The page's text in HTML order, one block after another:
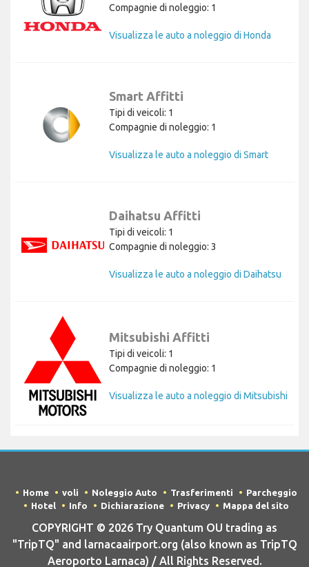
Compagnie di noleggio: 1
Visualizza le auto a noleggio di Honda
Smart Affitti
Tipi di veicoli: 1
Compagnie di noleggio: 1
Visualizza le auto a noleggio di Smart
Daihatsu Affitti
Tipi di veicoli: 1
Compagnie di noleggio: 3
Visualizza le auto a noleggio di Daihatsu
Mitsubishi Affitti
Tipi di veicoli: 1
Compagnie di noleggio: 1
Visualizza le auto a noleggio di Mitsubishi
Home voli Noleggio Auto Trasferimenti
Parcheggio
Hotel
Info Dichiarazione Privacy Mappa del sito
COPYRIGHT © 2026 Try Quantum OU trading as
"TripTQ" and larnacaairport.org (also known as TripTQ
Aeroporto Larnaca) / All Rights Reserved.